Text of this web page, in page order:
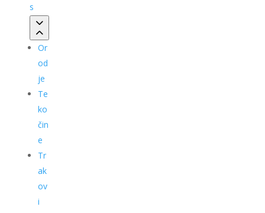
s
Or
od
je
Te
ko
čin
e
Tr
ak
ov
i